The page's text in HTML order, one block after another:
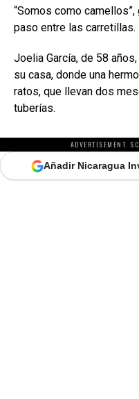
“Somos como
paso entre las carretillas.
Joelia García, de 58
su casa, donde una
ratos, que llevan dos
tuberías.
ADVERTISEMENT.
Añadir Nicaragua